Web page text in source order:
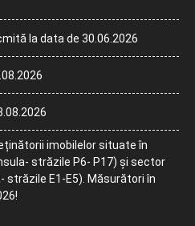
la data de 30.06.2026
imobilelor situate în
străzile P6- P17) și sector
străzile E1-E5). Măsurători în